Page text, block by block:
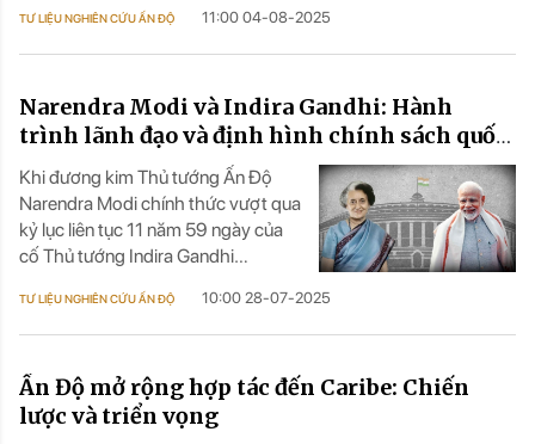
cường năng lực công nghệ và đa
dạng hóa đối tác để bảo vệ lợi ích
công nghệ toàn cầu mới.
TƯ LIỆU NGHIÊN CỨU ẤN ĐỘ 11:00 04-08-2025
Narendra Modi và Indira Gandhi: Hành
trình lãnh đạo và định hình chính sách quốc
gia
Khi đương kim Thủ tướng Ấn Độ
Narendra Modi chính thức vượt qua
kỷ lục liên tục 11 năm 59 ngày của
cố Thủ tướng Indira Gandhi
thành vị Thủ tướng giữ chức liên tục
dài thứ hai trong lịch sử Ấn Độ, so
sản chính trị giữa hai lãnh đạo giúp
hiểu hơn về tương lai chính sách
TƯ LIỆU NGHIÊN CỨU ẤN ĐỘ 10:00 28-07-2025
Ấn Độ mở rộng hợp tác đến Caribe: Chiến
lược và triển vọng